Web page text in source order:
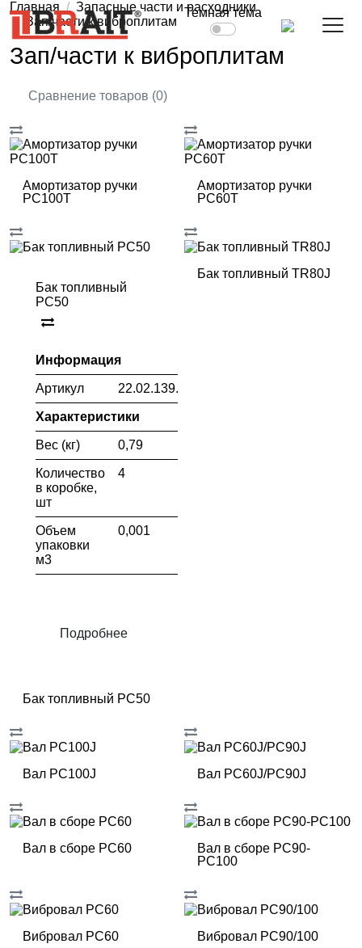
Темная тема
Главная
Запасные части и расходники
Зап/части к виброплитам
Зап/части к виброплитам
Сравнение товаров (0)
Амортизатор ручки
РС100T
Амортизатор ручки
РС60T
Бак топливный
PC50
Информация
Артикул 22.02.139.052
Характеристики
Вес (кг) 0,79
Количество
в коробке,
шт
4
Объем
упаковки
м3
0,001
Подробнее
Бак топливный PC50
Бак топливный TR80J
Вал PC100J Вал PC60J/PC90J
Вал в сборе РС60
Вал в сборе РС90-
РС100
Вибровал PC60 Вибровал PC90/100